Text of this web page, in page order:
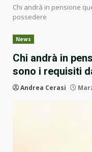
Chi andrà in pensione
possedere
News
Chi andrà in
sono i requisiti
Andrea Cerasi